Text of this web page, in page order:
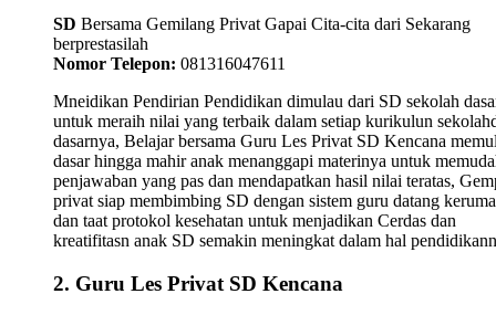
SD Bersama Gemilang Privat Gapai Cita-cita dari Sekarang
berprestasilah
Nomor Telepon: 081316047611
Mneidikan Pendirian Pendidikan dimulau dari SD sekolah
untuk meraih nilai yang terbaik dalam setiap kurikulun
dasarnya, Belajar bersama Guru Les Privat SD Kencana
dasar hingga mahir anak menanggapi materinya untuk
penjawaban yang pas dan mendapatkan hasil nilai teratas,
privat siap membimbing SD dengan sistem guru datang
dan taat protokol kesehatan untuk menjadikan Cerdas dan
kreatifitasn anak SD semakin meningkat dalam hal
2. Guru Les Privat SD Kencana